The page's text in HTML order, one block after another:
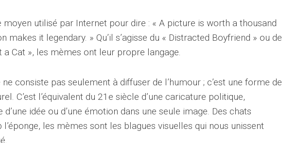
moyen utilisé par Internet pour dire : « A picture is worth a thousand
makes it legendary. » Qu’il s’agisse du « Distracted Boyfriend » ou de
a Cat », les mèmes ont leur propre langage.
consiste pas seulement à diffuser de l’humour ; c’est une forme de
C’est l’équivalent du 21e siècle d’une caricature politique,
d’une idée ou d’une émotion dans une seule image. Des chats
l’éponge, les mèmes sont les blagues visuelles qui nous unissent